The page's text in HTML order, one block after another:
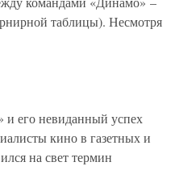
таблицы). Несмотря
и его невиданный успех
кино в газетных и
на свет термин